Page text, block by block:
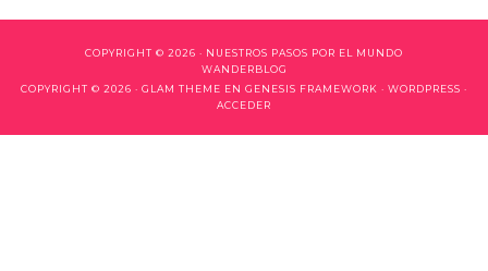
COPYRIGHT © 2026 · NUESTROS PASOS POR EL MUNDO
WANDERBLOG
COPYRIGHT © 2026 · GLAM THEME EN GENESIS FRAMEWORK · WORDPRESS ·
ACCEDER